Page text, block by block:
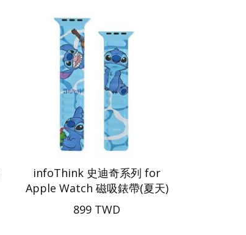
infoThink 史迪奇系列 for
Apple Watch 磁吸錶帶(夏天)
899 TWD